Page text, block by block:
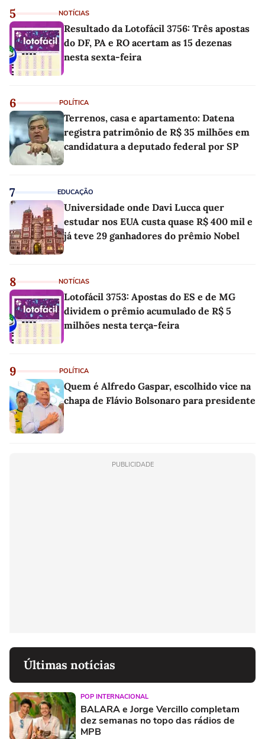
5 NOTÍCIAS
Resultado da Lotofácil 3756: Três apostas
do DF, PA e RO acertam as 15 dezenas
nesta sexta-feira
6 POLÍTICA
Terrenos, casa e apartamento: Datena
registra patrimônio de R$ 35 milhões em
candidatura a deputado federal por SP
7 EDUCAÇÃO
Universidade onde Davi Lucca quer
estudar nos EUA custa quase R$ 400 mil e
já teve 29 ganhadores do prêmio Nobel
8 NOTÍCIAS
Lotofácil 3753: Apostas do ES e de MG
dividem o prêmio acumulado de R$ 5
milhões nesta terça-feira
9 POLÍTICA
Quem é Alfredo Gaspar, escolhido vice na
chapa de Flávio Bolsonaro para presidente
PUBLICIDADE
Últimas notícias
POP INTERNACIONAL
BALARA e Jorge Vercillo completam
dez semanas no topo das rádios de
MPB